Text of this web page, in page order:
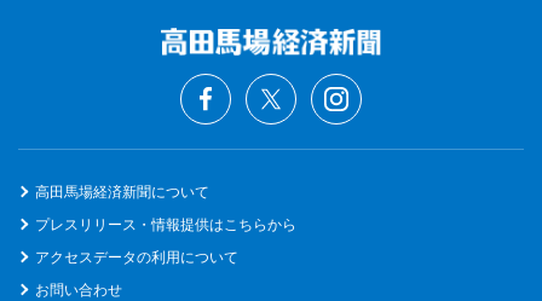
高田馬場経済新聞について
プレスリリース・情報提供はこちらから
アクセスデータの利用について
お問い合わせ